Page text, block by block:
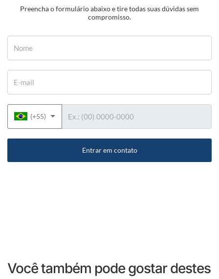
Preencha o formulário abaixo e tire todas suas dúvidas sem
compromisso.
(+55)
Entrar em contato
Você também pode gostar destes